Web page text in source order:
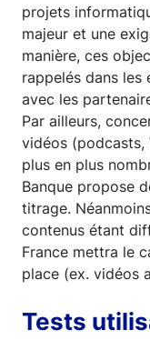
projets
majeur et une
manière, ces
rappelés dans les
avec les
Par ailleurs,
vidéos (podcasts,
plus en plus
Banque propose
titrage.
contenus étant
France mettra le
place (ex. vidéos
Tests